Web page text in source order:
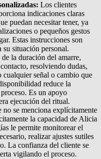
Los clientes
indicaciones claras
puedan necesitar tener, ya
o pequeños gestos
Estas instrucciones son
su situación personal.
la duración del amarre,
resolviendo dudas,
señal o cambio que
reduce la
Es un apoyo
ejecución del ritual.
no se menciona explícitamente
la capacidad de Alicia
le permite monitorear el
realizar ajustes sutiles
La confianza del cliente se
vigilando el proceso.